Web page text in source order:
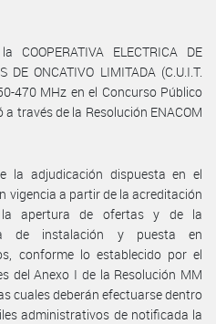
COOPERATIVA ELECTRICA DE
DE ONCATIVO LIMITADA (C.U.I.T.
470 MHz en el Concurso Público
través de la Resolución ENACOM
la adjudicación dispuesta en el
vigencia a partir de la acreditación
apertura de ofertas y de la
de instalación y puesta en
conforme lo establecido por el
del Anexo I de la Resolución MM
cuales deberán efectuarse dentro
administrativos de notificada la